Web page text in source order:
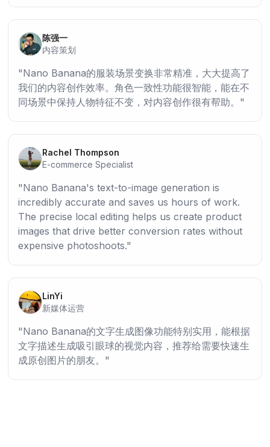
陈强一
内容策划
Nano Banana的服装场景变换非常精准，大大提高了
我们的内容创作效率。角色一致性功能很智能，能在不
同场景中保持人物特征不变，对内容创作很有帮助。
Rachel Thompson
E-commerce Specialist
Nano Banana's text-to-image generation is
incredibly accurate and saves us hours of work.
The precise local editing helps us create product
images that drive better conversion rates without
expensive photoshoots.
LinYi
新媒体运营
Nano Banana的文字生成图像功能特别实用，能根据
文字描述生成吸引眼球的视觉内容，推荐给需要快速生
成原创图片的朋友。